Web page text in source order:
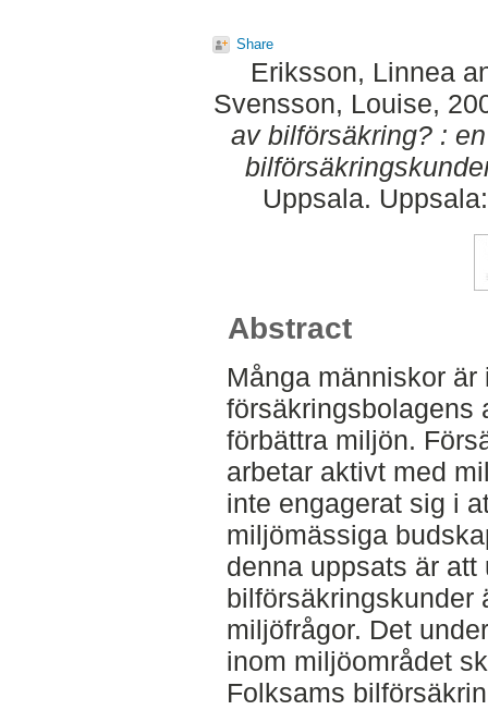
Share
Eriksson, Linnea
Svensson, Louise,
av bilförsäkring? :
Uppsala.
Abstract
Många människor
försäkringsbolagens
förbättra miljön.
arbetar aktivt med
inte engagerat sig i
miljömässiga
denna uppsats är
bilförsäkringskunder
miljöfrågor. Det
inom miljöområdet
Folksams